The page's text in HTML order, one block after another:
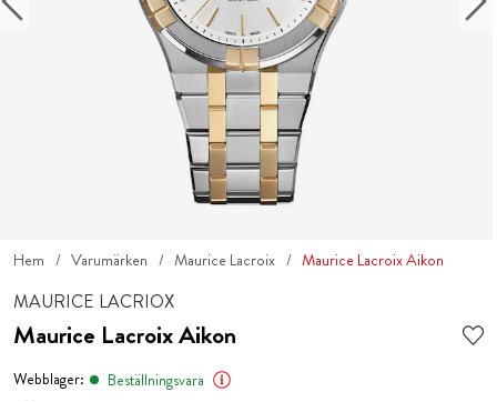
Hem Varumärken Maurice Lacroix Maurice Lacroix Aikon
MAURICE LACRIOX
Maurice Lacroix Aikon
Webblager:
Beställningsvara